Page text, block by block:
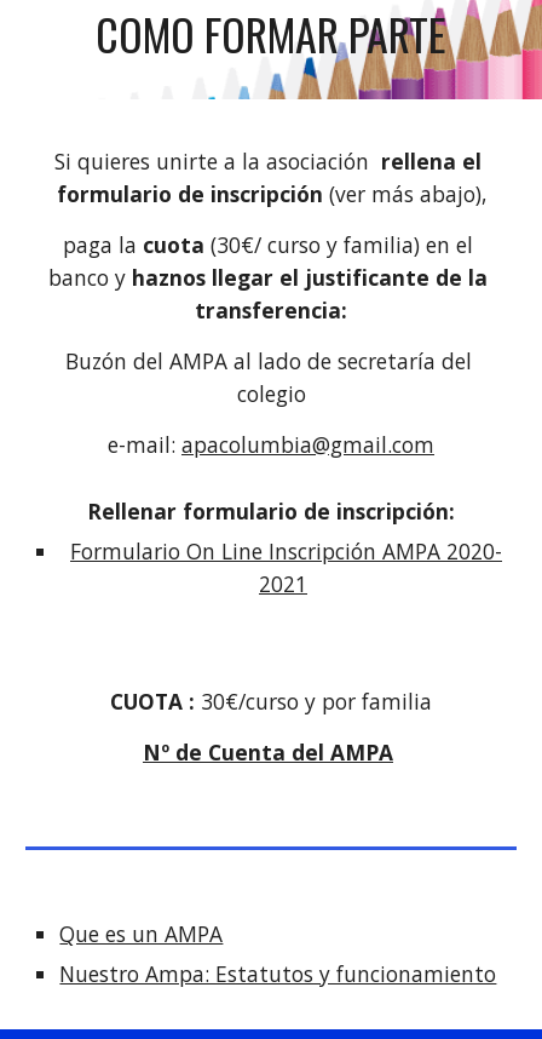
COMO FORMAR PARTE
Si quieres unirte a la asociación rellena el
formulario de inscripción (ver más abajo),
paga la cuota (30€/ curso y familia) en el
banco y haznos llegar el justificante de la
transferencia:
Buzón del AMPA al lado de secretaría del
colegio
e-mail: apacolumbia@gmail.com
Rellenar formulario de inscripción:
Formulario On Line Inscripción AMPA 2020-
2021
CUOTA : 30€/curso y por familia
Nº de Cuenta del AMPA
Que es un AMPA
Nuestro Ampa: Estatutos y funcionamiento